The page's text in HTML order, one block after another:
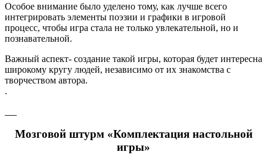
Особое внимание было уделено тому, как лучше всего
интегрировать элементы поэзии и графики в игровой
процесс, чтобы игра стала не только увлекательной, но и
познавательной.
Важный аспект- создание такой игры, которая будет интересна
широкому кругу людей, независимо от их знакомства с
творчеством автора.
.
Мозговой штурм «Комплектация настольной
игры»